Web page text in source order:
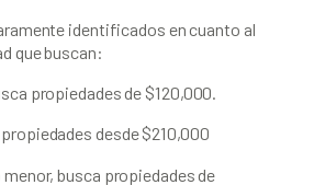
identificados en cuanto al
que buscan:
propiedades de $120,000.
desde $210,000